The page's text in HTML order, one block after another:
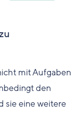
mit Aufgaben
den
sie eine weitere